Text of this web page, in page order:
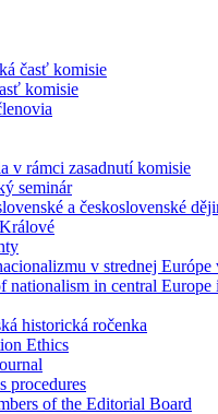
časť komisie
komisie
v rámci zasadnutí komisie
seminár
a československé
v strednej Európe
nationalism in central Europe
historická ročenka
Ethics
procedures
of the Editorial Board